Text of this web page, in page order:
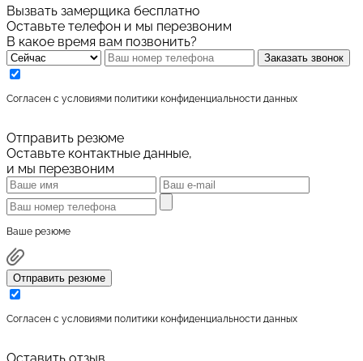
Вызвать замерщика бесплатно
Оставьте телефон и мы перезвоним
В какое время вам позвонить?
Заказать звонок
Cогласен с условиями политики конфиденциальности данных
Отправить резюме
Оставьте контактные данные,
и мы перезвоним
Ваше резюме
Отправить резюме
Cогласен с условиями политики конфиденциальности данных